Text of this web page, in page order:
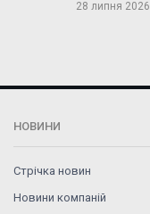
28 липня 2026
НОВИНИ
Стрічка новин
Новини компаній